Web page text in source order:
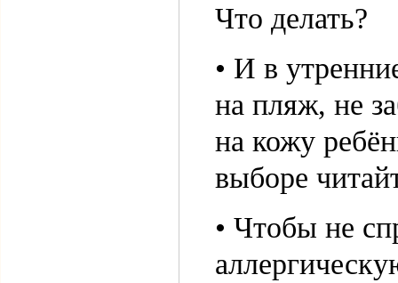
Что делать?
• И в
на пляж, не
на кожу
выборе
• Чтобы не